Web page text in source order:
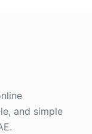
and simple